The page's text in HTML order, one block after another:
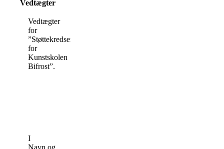
Vedtægter
Vedtægter
for
”Støttekredsen
for
Kunstskolen
Bifrost”.
I
Navn og